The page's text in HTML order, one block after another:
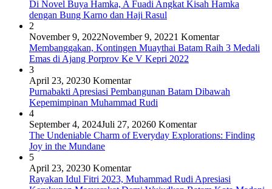
Di Novel Buya Hamka, A Fuadi Angkat Kisah Hamka
dengan Bung Karno dan Haji Rasul
2
November 9, 2022November 9, 20221 Komentar
Membanggakan, Kontingen Muaythai Batam Raih 3 Medali
Emas di Ajang Porprov Ke V Kepri 2022
3
April 23, 20230 Komentar
Purnabakti Apresiasi Pembangunan Batam Dibawah
Kepemimpinan Muhammad Rudi
4
September 4, 2024Juli 27, 20260 Komentar
The Undeniable Charm of Everyday Explorations: Finding
Joy in the Mundane
5
April 23, 20230 Komentar
Rayakan Idul Fitri 2023, Muhammad Rudi Apresiasi